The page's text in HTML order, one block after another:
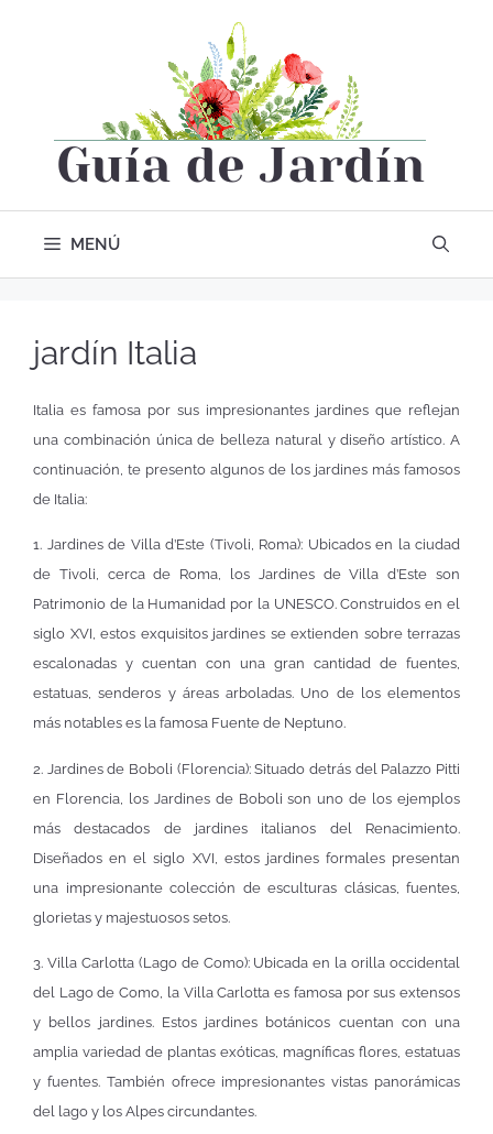
MENÚ
jardín Italia
Italia es famosa por sus impresionantes jardines que reflejan
una combinación única de belleza natural y diseño artístico. A
continuación, te presento algunos de los jardines más famosos
de Italia:
1. Jardines de Villa d’Este (Tivoli, Roma): Ubicados en la ciudad
de Tivoli, cerca de Roma, los Jardines de Villa d’Este son
Patrimonio de la Humanidad por la UNESCO. Construidos en el
siglo XVI, estos exquisitos jardines se extienden sobre terrazas
escalonadas y cuentan con una gran cantidad de fuentes,
estatuas, senderos y áreas arboladas. Uno de los elementos
más notables es la famosa Fuente de Neptuno.
2. Jardines de Boboli (Florencia): Situado detrás del Palazzo Pitti
en Florencia, los Jardines de Boboli son uno de los ejemplos
más destacados de jardines italianos del Renacimiento.
Diseñados en el siglo XVI, estos jardines formales presentan
una impresionante colección de esculturas clásicas, fuentes,
glorietas y majestuosos setos.
3. Villa Carlotta (Lago de Como): Ubicada en la orilla occidental
del Lago de Como, la Villa Carlotta es famosa por sus extensos
y bellos jardines. Estos jardines botánicos cuentan con una
amplia variedad de plantas exóticas, magníficas flores, estatuas
y fuentes. También ofrece impresionantes vistas panorámicas
del lago y los Alpes circundantes.